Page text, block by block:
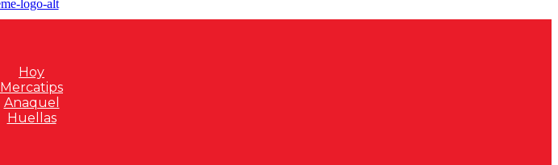
Hoy
Mercatips
Anaquel
Huellas